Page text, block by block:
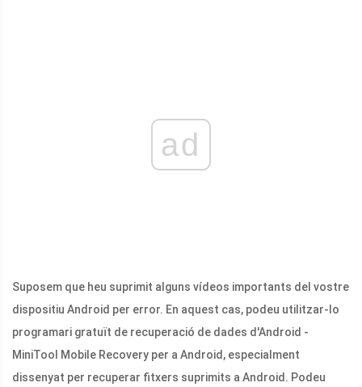
ad
Suposem que heu suprimit alguns vídeos importants del vostre
dispositiu Android per error. En aquest cas, podeu utilitzar-lo
programari gratuït de recuperació de dades d'Android -
MiniTool Mobile Recovery per a Android, especialment
dissenyat per recuperar fitxers suprimits a Android. Podeu